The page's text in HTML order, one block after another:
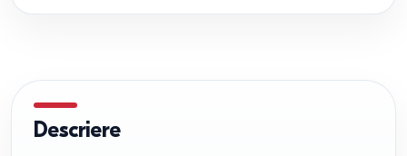
Descriere